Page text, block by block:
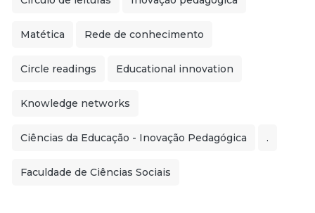
Matética Rede de conhecimento
Circle readings Educational innovation
Knowledge networks
Ciências da Educação - Inovação Pedagógica .
Faculdade de Ciências Sociais